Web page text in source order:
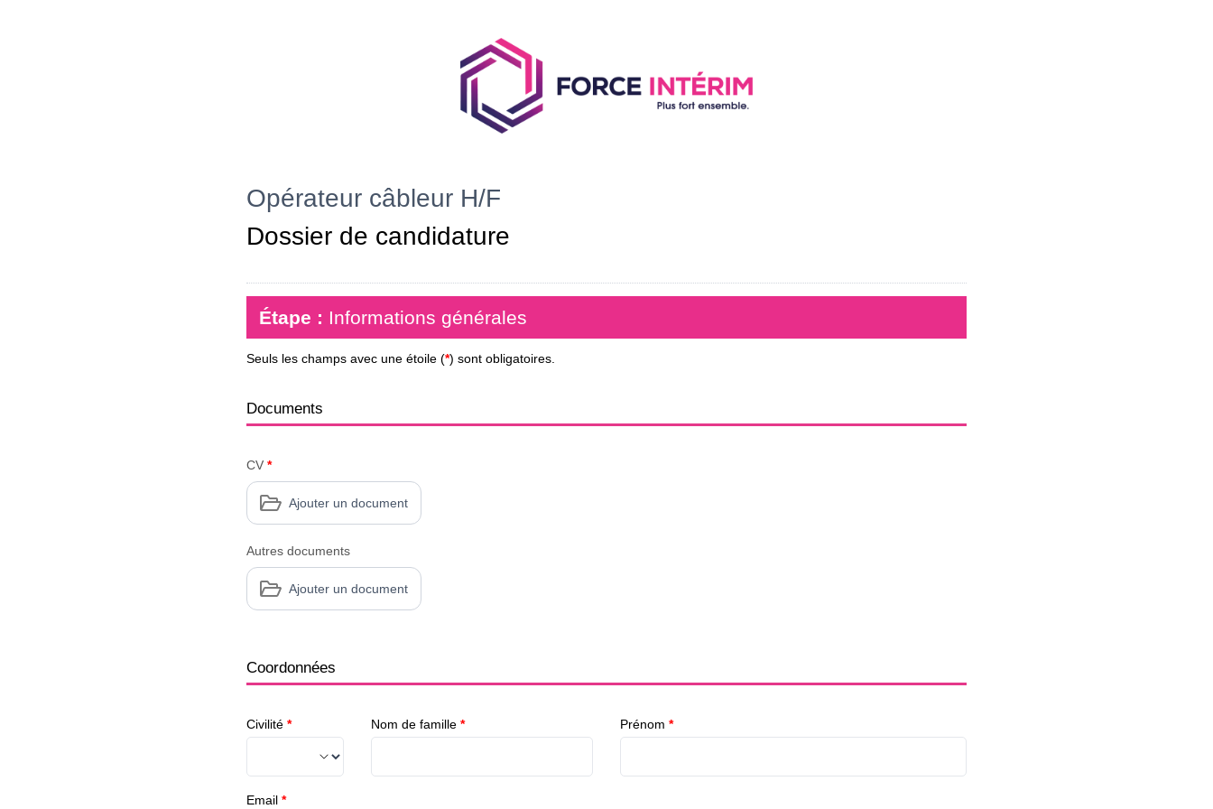
Opérateur câbleur H/F
Dossier de candidature
Étape : Informations générales
Seuls les champs avec une étoile (*) sont obligatoires.
Documents
CV *
Ajouter un document
Autres documents
Ajouter un document
Coordonnées
Civilité * Nom de famille * Prénom *
Email *